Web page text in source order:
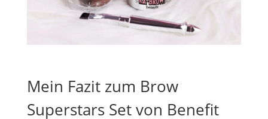
Mein Fazit zum Brow
Superstars Set von Benefit